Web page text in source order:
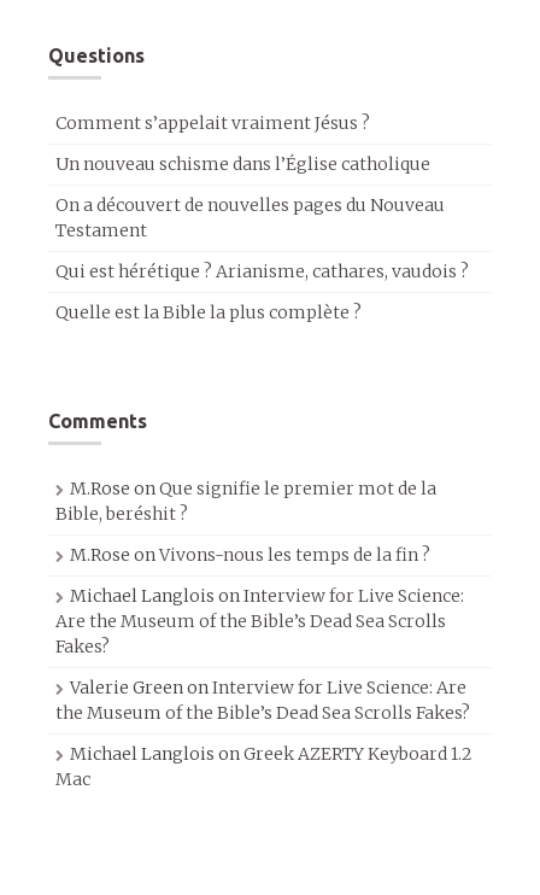
Questions
Comment s’appelait vraiment Jésus ?
Un nouveau schisme dans l’Église catholique
On a découvert de nouvelles pages du Nouveau
Testament
Qui est hérétique ? Arianisme, cathares, vaudois ?
Quelle est la Bible la plus complète ?
Comments
M.Rose onQue signifie le premier mot de la
Bible, beréshit ?
M.Rose onVivons-nous les temps de la fin ?
Michael Langlois onInterview for Live Science:
Are the Museum of the Bible’s Dead Sea Scrolls
Fakes?
Valerie GreenonInterview for Live Science: Are
the Museum of the Bible’s Dead Sea Scrolls Fakes?
Michael Langlois onGreek AZERTY Keyboard 1.2
Mac